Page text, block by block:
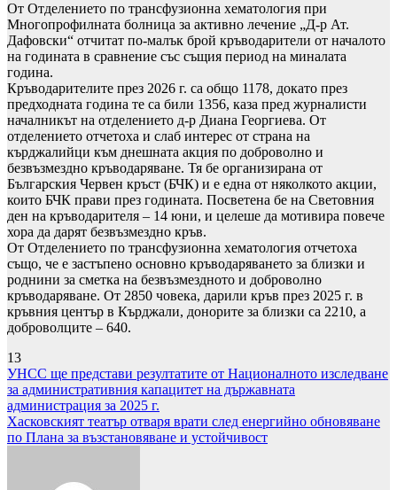
От Отделението по трансфузионна хематология при
Многопрофилната болница за активно лечение „Д-р Ат.
Дафовски“ отчитат по-малък брой кръводарители от началото
на годината в сравнение със същия период на миналата
година.
Кръводарителите през 2026 г. са общо 1178, докато през
предходната година те са били 1356, каза пред журналисти
началникът на отделението д-р Диана Георгиева. От
отделението отчетоха и слаб интерес от страна на
кърджалийци към днешната акция по доброволно и
безвъзмездно кръводаряване. Тя бе организирана от
Българския Червен кръст (БЧК) и е една от няколкото акции,
които БЧК прави през годината. Посветена бе на Световния
ден на кръводарителя – 14 юни, и целеше да мотивира повече
хора да дарят безвъзмездно кръв.
От Отделението по трансфузионна хематология отчетоха
също, че е застъпено основно кръводаряването за близки и
роднини за сметка на безвъзмездното и доброволно
кръводаряване. От 2850 човека, дарили кръв през 2025 г. в
кръвния център в Кърджали, донорите за близки са 2210, а
доброволците – 640.
13
Навигация
УНСС ще представи резултатите от Националното изследване
за административния капацитет на държавната
администрация за 2025 г.
Хасковският театър отваря врати след енергийно обновяване
по Плана за възстановяване и устойчивост